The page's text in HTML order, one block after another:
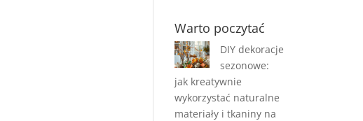
Warto poczytać
DIY dekoracje
sezonowe:
jak kreatywnie
wykorzystać naturalne
materiały i tkaniny na